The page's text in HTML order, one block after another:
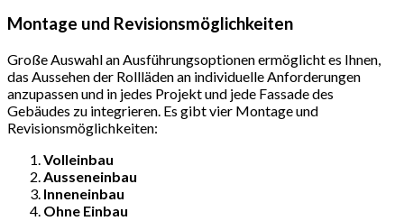
Montage und Revisionsmöglichkeiten
Große Auswahl an Ausführungsoptionen ermöglicht es Ihnen,
das Aussehen der Rollläden an individuelle Anforderungen
anzupassen und in jedes Projekt und jede Fassade des
Gebäudes zu integrieren. Es gibt vier Montage und
Revisionsmöglichkeiten:
Volleinbau
Ausseneinbau
Inneneinbau
Ohne Einbau